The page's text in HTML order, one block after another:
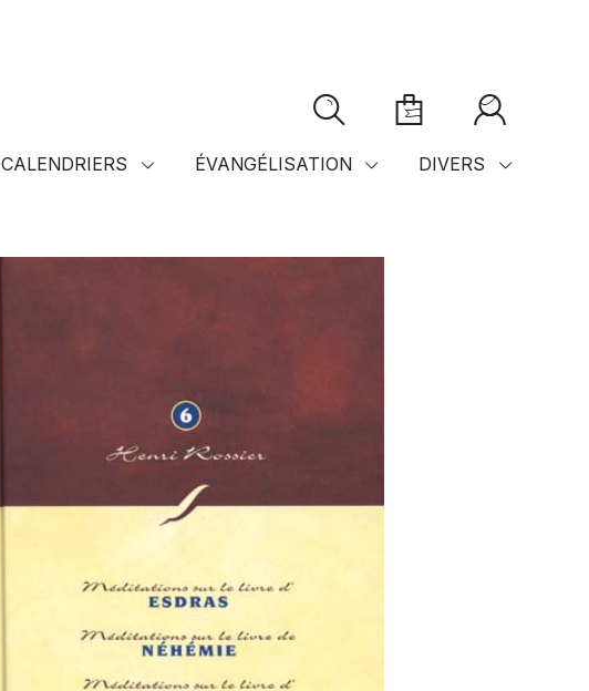
CALENDRIERS ÉVANGÉLISATION DIVERS